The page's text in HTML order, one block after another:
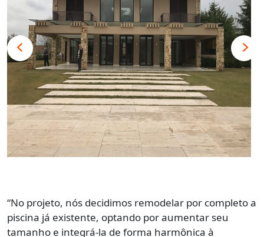
“No projeto, nós decidimos remodelar por completo a
piscina já existente, optando por aumentar seu
tamanho e integrá-la de forma harmônica à